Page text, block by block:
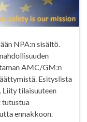
NPA:n sisältö.
AMC/GM:n
Esityslista
Liity tilaisuuteen
tutustua
ennakkoon.